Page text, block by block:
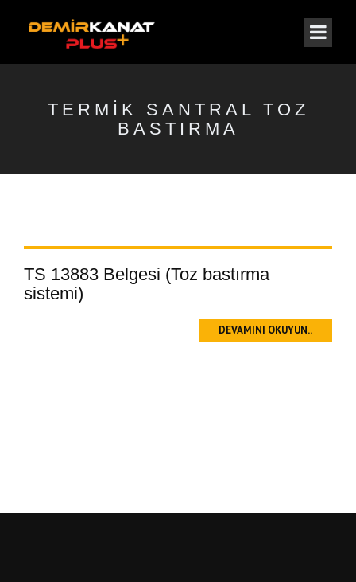
TERMIK SANTRAL TOZ
BASTIRMA
TS 13883 Belgesi (Toz bastırma
sistemi)
DEVAMINI OKUYUN..